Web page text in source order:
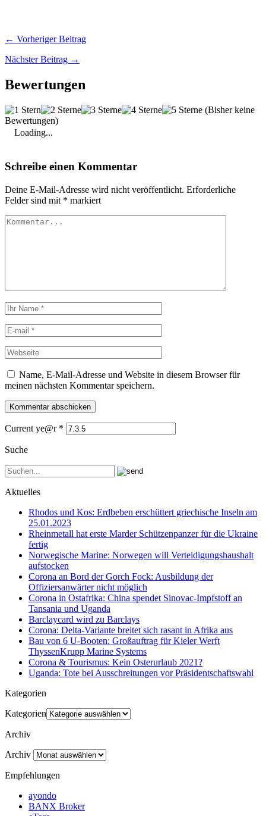
← Vorheriger Beitrag
Nächster Beitrag →
Bewertungen
(Bisher keine
Bewertungen)
Loading...
Schreibe einen Kommentar
Deine E-Mail-Adresse wird nicht veröffentlicht. Erforderliche
Felder sind mit * markiert
Name, E-Mail-Adresse und Website in diesem Browser für
meinen nächsten Kommentar speichern.
Current ye@r *
Suche
Aktuelles
Rhodos und Kos: Erdbeben erschüttert griechische Inseln am
25.01.2023
Rheinmetall hat erste Marder Schützenpanzer für die Ukraine
fertig
Norwegische Marine: Norwegen will Verteidigungshaushalt
aufstocken
Corona an Bord der Gorch Fock: Ausbildung der
Offiziersanwärter nicht möglich
Corona in Ostafrika: China spendet Sinovac-Impfstoff an
Tansania und Uganda
Barclaycard wird zu Barclays
Corona: Delta-Variante breitet sich rasant in Afrika aus
Bau von 6 U-Booten: Großauftrag für Kieler Werft
ThyssenKrupp Marine Systems
Corona & Tourismus: Kein Osterurlaub 2021?
Uganda: Tote bei Ausschreitungen vor Präsidentschaftswahl
Kategorien
Kategorien
Archiv
Archiv
Empfehlungen
ayondo
BANX Broker